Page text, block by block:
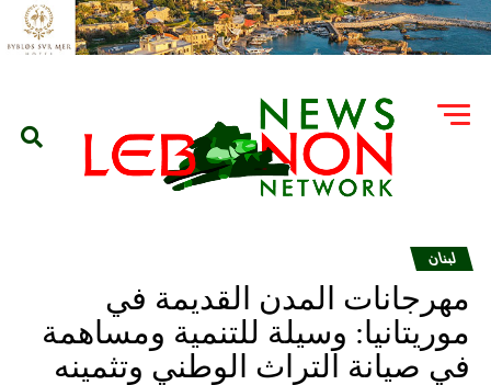
لبنان
مهرجانات المدن القديمة في
موريتانيا: وسيلة للتنمية ومساهمة
في صيانة التراث الوطني وتثمينه